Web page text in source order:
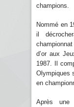
champions.
Nommé en
il
d’or aux
1987. Il
Olympiques
en
Après une